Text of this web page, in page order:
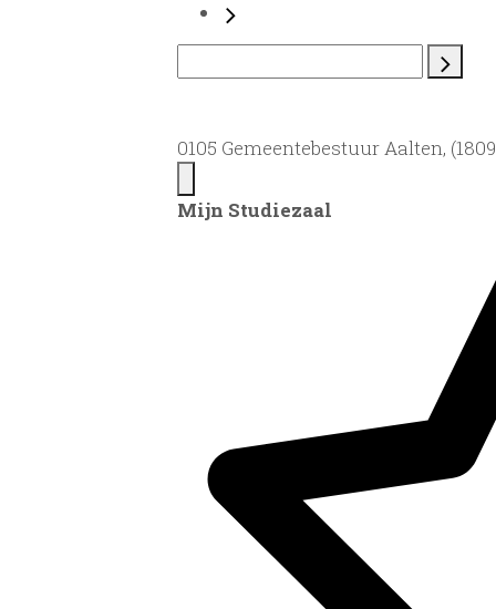
0105 Gemeentebestuur Aalten,
Mijn Studiezaal